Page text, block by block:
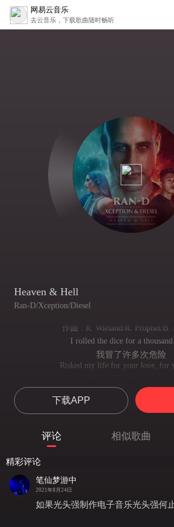
网易云音乐
去云音乐，下载歌曲随时畅听
Heaven & Hell
Ran-D/Xception/Diesel
作曲 : R. Wieland/R. Prophet/B.
I rolled the dice for a
我冒了许多次危险
Risked my life for your love, for
Got my heart on fire, was drowning
心中燃起了激情 沉醉于你如
And I paid the price for your love,
It will never change, but it's
我们就是这样的人 这样的
We have seen the dark by our
我们通过错误看到了黑
下载APP
评论 相似歌曲
精彩评论
笔仙梦游中
2021年8月24日
如果光头强制作电子音乐光头强何